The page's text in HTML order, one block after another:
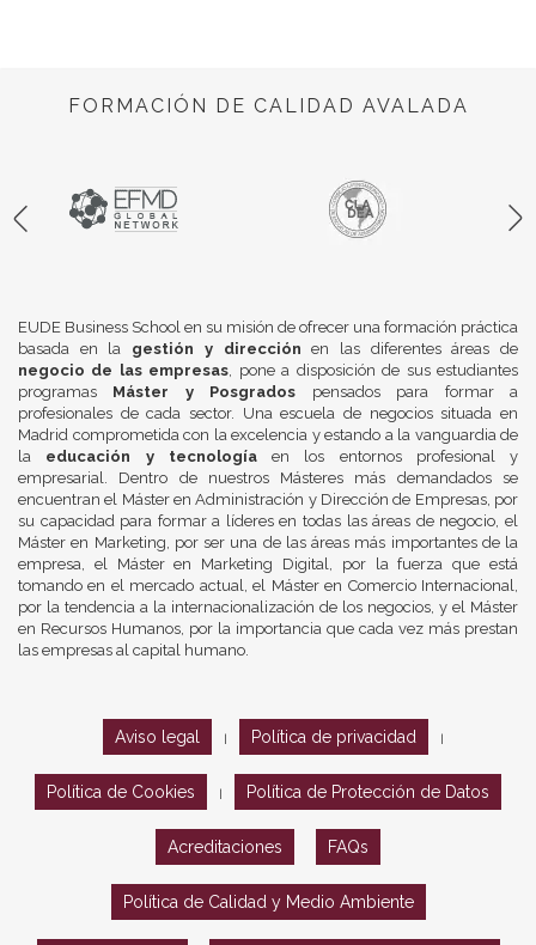
FORMACIÓN DE CALIDAD AVALADA
EUDE Business School en su misión de ofrecer una formación práctica
basada en la gestión y dirección en las diferentes áreas de
negocio de las empresas , pone a disposición de sus estudiantes
programas Máster y Posgrados pensados para formar a
profesionales de cada sector. Una escuela de negocios situada en
Madrid comprometida con la excelencia y estando a la vanguardia de
la educación y tecnologíaen los entornos profesional y
empresarial. Dentro de nuestros Másteres más demandados se
encuentran el Máster en Administración y Dirección de Empresas, por
su capacidad para formar a líderes en todas las áreas de negocio, el
Máster en Marketing, por ser una de las áreas más importantes de la
empresa, el Máster en Marketing Digital, por la fuerza que está
tomando en el mercado actual, el Máster en Comercio Internacional,
por la tendencia a la internacionalización de los negocios, y el Máster
en Recursos Humanos, por la importancia que cada vez más prestan
las empresas al capital humano.
Aviso legal Política de privacidad
Política de Cookies Política de Protección de Datos
Acreditaciones FAQs
Política de Calidad y Medio Ambiente